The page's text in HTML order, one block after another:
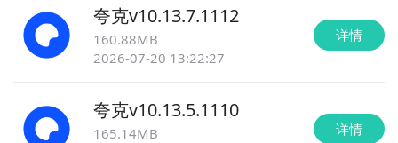
夸克v10.13.7.1112
160.88MB
2026-07-20 13:22:27
详情
夸克v10.13.5.1110
165.14MB
详情